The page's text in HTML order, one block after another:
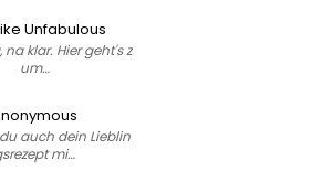
Unfabulous
na klar. Hier geht's z
um…
auch dein Lieblin
mi…